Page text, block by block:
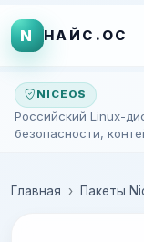
N НАЙС.ОС
NICEOS
Российский Linux-
безопасности,
Главная Пакеты